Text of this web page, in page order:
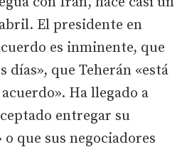
El presidente en
es inminente, que
días», que Teherán «está
Ha llegado a
entregar su
que sus negociadores